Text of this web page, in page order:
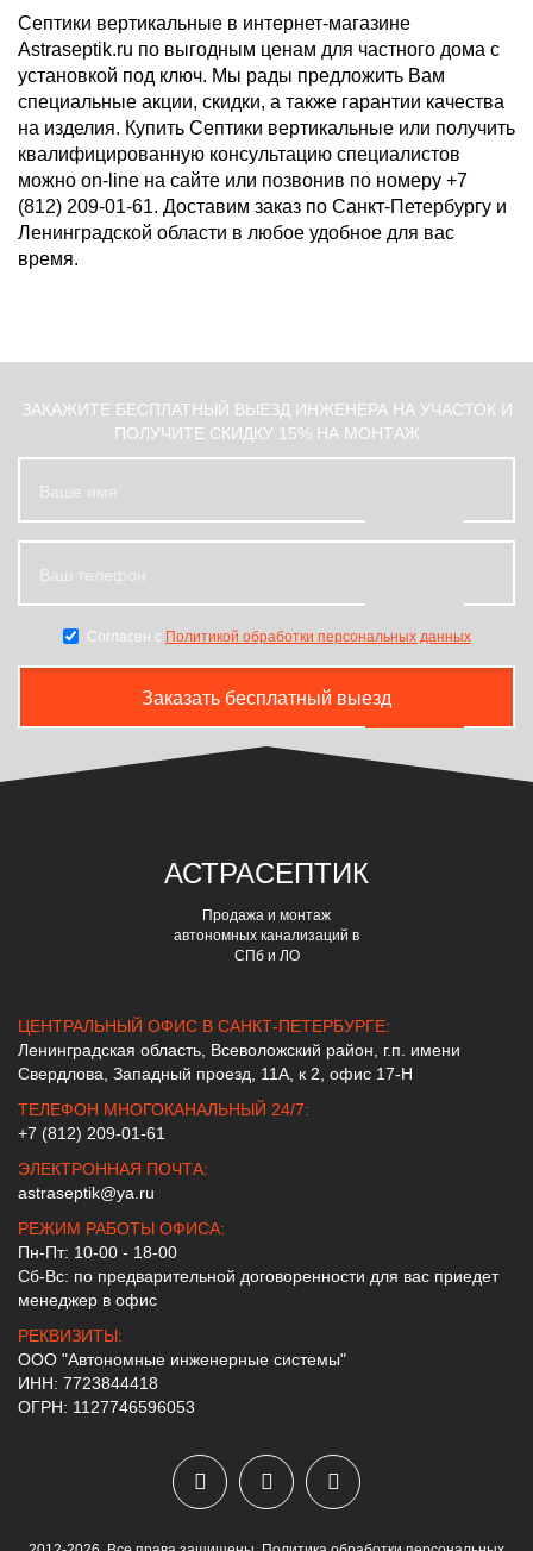
Септики вертикальные в интернет-магазине
Astraseptik.ru по выгодным ценам для частного дома с
установкой под ключ. Мы рады предложить Вам
специальные акции, скидки, а также гарантии качества
на изделия. Купить Септики вертикальные или получить
квалифицированную консультацию специалистов
можно on-line на сайте или позвонив по номеру +7
(812) 209-01-61. Доставим заказ по Санкт-Петербургу и
Ленинградской области в любое удобное для вас
время.
ЗАКАЖИТЕ БЕСПЛАТНЫЙ ВЫЕЗД ИНЖЕНЕРА НА УЧАСТОК И
ПОЛУЧИТЕ СКИДКУ 15% НА МОНТАЖ
Согласен с Политикой обработки персональных данных
Заказать бесплатный выезд
АСТРАСЕПТИК
Продажа и монтаж
автономных канализаций в
СПб и ЛО
ЦЕНТРАЛЬНЫЙ ОФИС В САНКТ-ПЕТЕРБУРГЕ:
Ленинградская область, Всеволожский район, г.п. имени
Свердлова, Западный проезд, 11А, к 2, офис 17-Н
ТЕЛЕФОН МНОГОКАНАЛЬНЫЙ 24/7:
+7 (812) 209-01-61
ЭЛЕКТРОННАЯ ПОЧТА:
astraseptik@ya.ru
РЕЖИМ РАБОТЫ ОФИСА:
Пн-Пт: 10-00 - 18-00
Сб-Вс: по предварительной договоренности для вас приедет
менеджер в офис
РЕКВИЗИТЫ:
ООО "Автономные инженерные системы"
ИНН: 7723844418
ОГРН: 1127746596053